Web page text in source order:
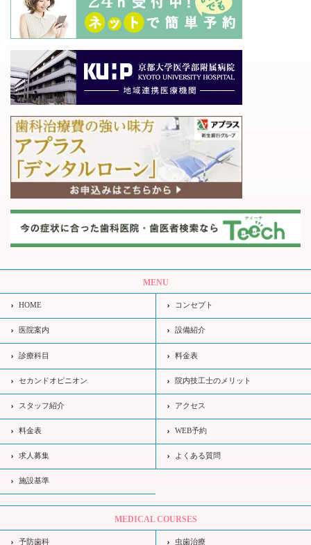
MENU
HOME コンセプト
医院案内 設備紹介
診療科目 料金表
セカンドオピニオン 院内技工士のメリット
スタッフ紹介 アクセス
料金表 WEB予約
求人募集 よくある質問
施設基準
MEDICAL COURSES
予防歯科 虫歯治療